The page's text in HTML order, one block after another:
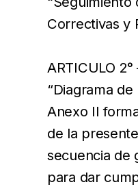
Correctivas y
ARTICULO
“Diagrama
Anexo II
de la
secuencia de
para dar